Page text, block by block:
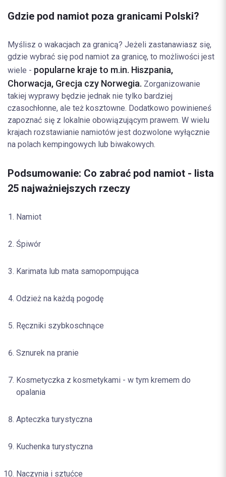
Gdzie pod namiot poza granicami Polski?
Myślisz o wakacjach za granicą? Jeżeli zastanawiasz się,
gdzie wybrać się pod namiot za granicę, to możliwości jest
wiele - popularne kraje to m.in. Hiszpania,
Chorwacja, Grecja czy Norwegia. Zorganizowanie
takiej wyprawy będzie jednak nie tylko bardziej
czasochłonne, ale też kosztowne. Dodatkowo powinieneś
zapoznać się z lokalnie obowiązującym prawem. W wielu
krajach rozstawianie namiotów jest dozwolone wyłącznie
na polach kempingowych lub biwakowych.
Podsumowanie: Co zabrać pod namiot - lista
25 najważniejszych rzeczy
Namiot
Śpiwór
Karimata lub mata samopompująca
Odzież na każdą pogodę
Ręczniki szybkoschnące
Sznurek na pranie
Kosmetyczka z kosmetykami - w tym kremem do
opalania
Apteczka turystyczna
Kuchenka turystyczna
Naczynia i sztućce